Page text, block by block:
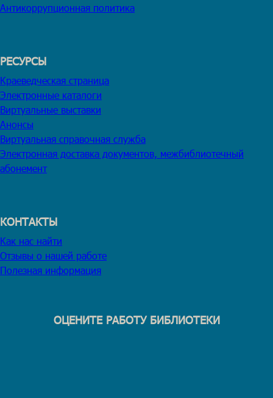
Антикоррупционная политика
РЕСУРСЫ
Краеведческая страница
Электронные каталоги
Виртуальные выставки
Анонсы
Виртуальная справочная служба
Электронная доставка документов, межбиблиотечный
абонемент
КОНТАКТЫ
Как нас найти
Отзывы о нашей работе
Полезная информация
ОЦЕНИТЕ РАБОТУ БИБЛИОТЕКИ